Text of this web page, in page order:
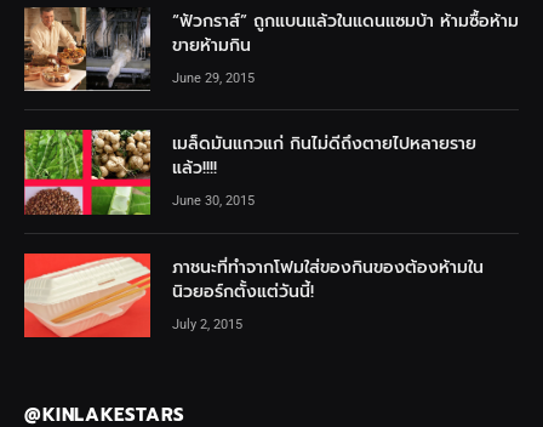
“ฟัวกราส์” ถูกแบนแล้วในแดนแซมบ้า ห้ามซื้อห้าม
ขายห้ามกิน
June 29, 2015
เมล็ดมันแกวแก่ กินไม่ดีถึงตายไปหลายราย
แล้ว!!!!
June 30, 2015
ภาชนะที่ทำจากโฟมใส่ของกินของต้องห้ามใน
นิวยอร์กตั้งแต่วันนี้!
July 2, 2015
@KINLAKESTARS